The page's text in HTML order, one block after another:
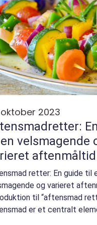
2023
velsmagende
aftenmåltid
retter: En guide til
og varieret
til “aftensmad
er et centralt